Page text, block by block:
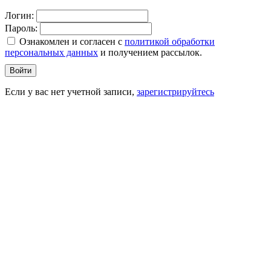
Логин:
Пароль:
Ознакомлен и согласен c политикой обработки
персональных данных и получением рассылок.
Войти
Если у вас нет учетной записи, зарегистрируйтесь